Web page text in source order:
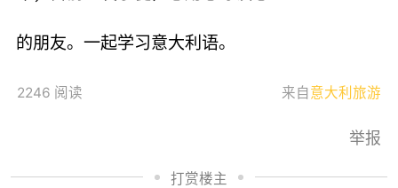
的朋友。一起学习意大利语。
2246 阅读 来自 意大利旅游
举报
打赏楼主